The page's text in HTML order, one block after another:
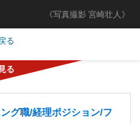
《写真撮影 宮崎壮人》
る
グ職/経理ポジション/フ